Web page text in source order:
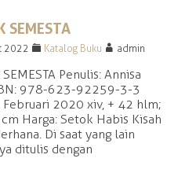
SEMESTA
2022 F Katalog Buku A admin
Penulis: Annisa
978-623-92259-3-3
Februari 2020 xiv, + 42 hlm;
Harga: Setok Habis Kisah
Di saat yang lain
ditulis dengan